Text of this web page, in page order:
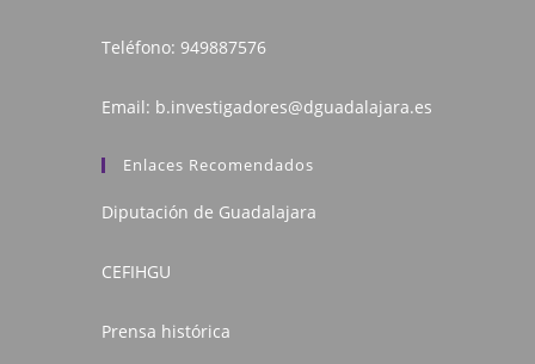
Teléfono: 949887576
Email: b.investigadores@dguadalajara.es
Enlaces Recomendados
Diputación de Guadalajara
CEFIHGU
Prensa histórica